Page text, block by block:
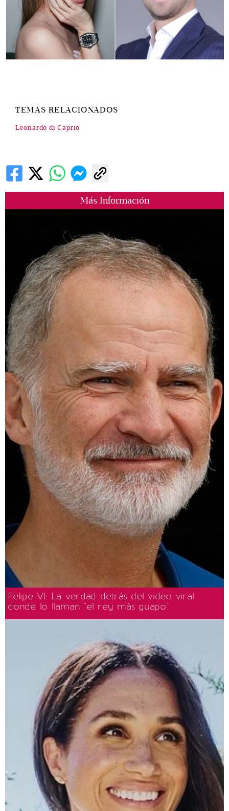
Más Información
Felipe VI: La verdad detrás del video viral
donde lo llaman "el rey más guapo"
TEMAS RELACIONADOS
Leonardo di Caprio